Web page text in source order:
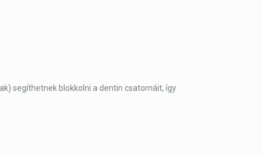
segíthetnek blokkolni a dentin csatornáit, így